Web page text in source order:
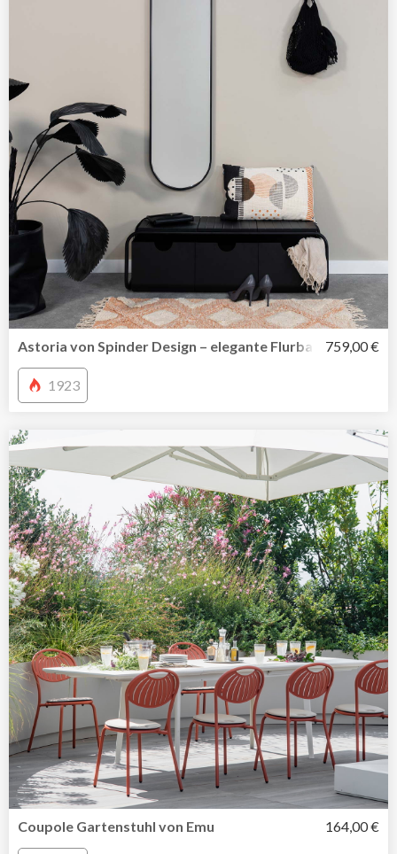
Astoria von Spinder Design – elegante Flurbank mit
759,00 €
1923
Coupole Gartenstuhl von Emu 164,00 €